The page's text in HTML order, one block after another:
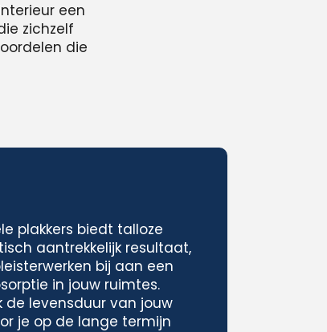
een
zichzelf
die
plakkers biedt talloze
aantrekkelijk resultaat,
bij aan een
in jouw ruimtes.
de levensduur van jouw
je op de lange termijn